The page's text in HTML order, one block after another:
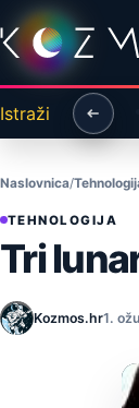
Preskoči na
Istraži
Naslovnica
TEHNOLOGIJA
Tri
Kozmos.hr1.